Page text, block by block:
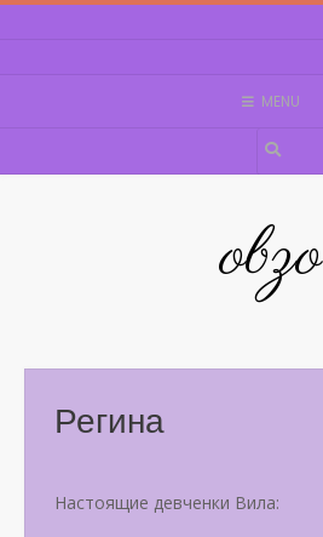
Skip
MENU
obzo
Регина
Настоящие девченки Вила: